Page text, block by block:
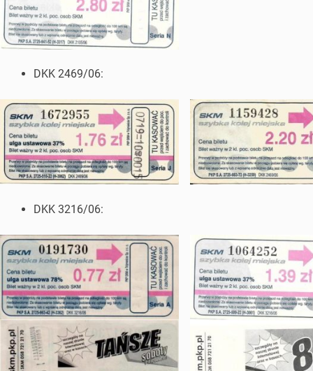
DKK 2469/06:
DKK 3216/06: